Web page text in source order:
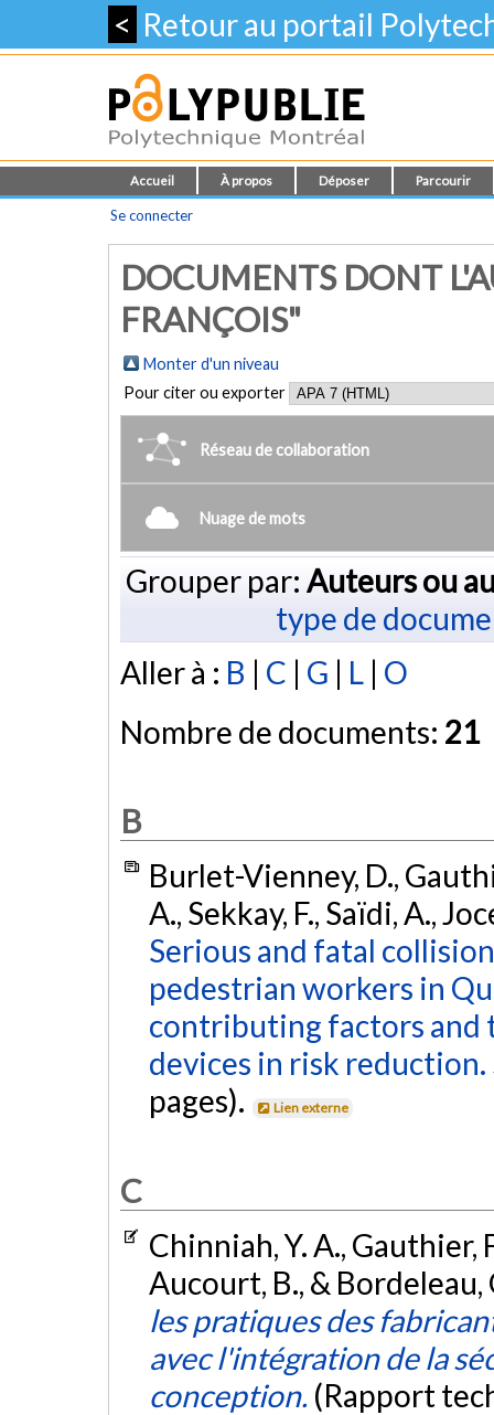
< Retour au portail
Accueil À propos Déposer Parcourir
Se connecter
DOCUMENTS DONT
FRANÇOIS"
Monter d'un niveau
Pour citer ou exporter
Réseau de collaboration
Nuage de mots
Grouper par: Auteurs ou
type de
Aller à : B | C | G | L | O
Nombre de documents: 21
B
Burlet-Vienney, D.,
A., Sekkay, F., Saïdi, A.,
Serious and fatal
pedestrian workers in
contributing factors and
devices in risk reduction.
pages).
Lien externe
C
Chinniah, Y. A., Gauthier,
Aucourt, B., & Bordeleau,
les pratiques des
avec l'intégration de la
conception. (Rapport